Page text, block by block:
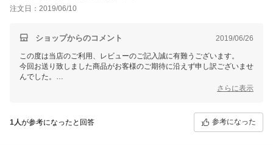
でも真夏には厳しい気がします。
注文日：2019/06/10
ショップからのコメント 2019/06/26
この度は当店のご利用、レビューのご記入誠に有難うございます。
今回お送り致しました商品がお客様のご期待に沿えず申し訳ございませ
んでした。
お客様から頂いた貴重なご意見を参考に、今後の販売に努めてまいりま
今後ともお客様のご期待に添えるよう、店舗運営に励んでまいります。
またのご利用を心よりお待ち申し上げております。
さらに表示
1人が参考になったと回答 参考になった